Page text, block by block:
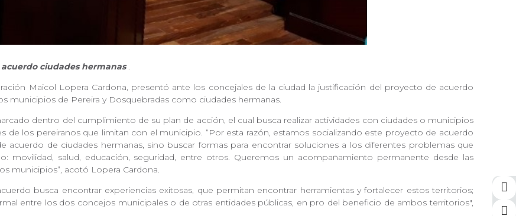
ciudades hermanas .
Maicol Lopera Cardona, presentó ante los concejales de la ciudad la justificación del proyecto de acuerdo
municipios de Pereira y Dosquebradas como ciudades hermanas.
dentro del cumplimiento de su plan de acción, el cual busca realizar actividades con ciudades o municipios
de los pereiranos que limitan con el municipio. “Por esta razón, estamos socializando este proyecto de acuerdo
de ciudades hermanas, sino buscar formas para encontrar soluciones a los diferentes problemas que
salud, educación, seguridad, entre otros. Queremos un acompañamiento permanente desde las
municipios”, acotó Lopera Cardona.
busca encontrar experiencias exitosas, que permitan encontrar herramientas y fortalecer estos territorios;
entre los dos concejos municipales o de otras entidades públicas, en pro del beneficio de ambos territorios",